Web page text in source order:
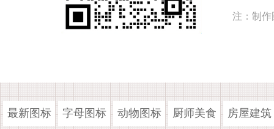
注：制作
最新图标 字母图标 动物图标 厨师美食 房屋建筑